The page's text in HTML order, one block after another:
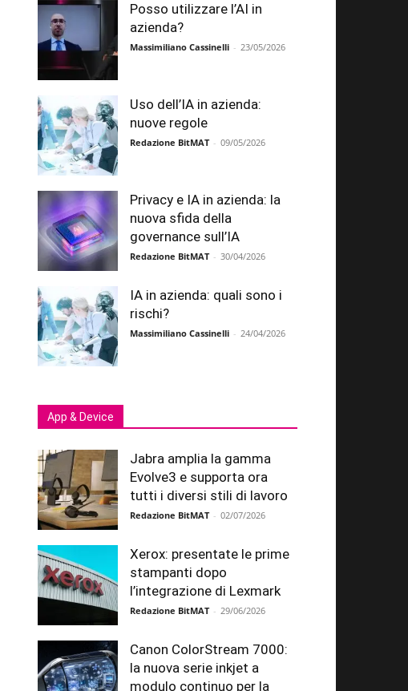
Posso utilizzare l’AI in
azienda?
Massimiliano Cassinelli - 23/05/2026
Uso dell’IA in azienda:
nuove regole
Redazione BitMAT - 09/05/2026
Privacy e IA in azienda: la
nuova sfida della
governance sull’IA
Redazione BitMAT - 30/04/2026
IA in azienda: quali sono i
rischi?
Massimiliano Cassinelli - 24/04/2026
App & Device
Jabra amplia la gamma
Evolve3 e supporta ora
tutti i diversi stili di lavoro
Redazione BitMAT - 02/07/2026
Xerox: presentate le prime
stampanti dopo
l’integrazione di Lexmark
Redazione BitMAT - 29/06/2026
Canon ColorStream 7000:
la nuova serie inkjet a
modulo continuo per la